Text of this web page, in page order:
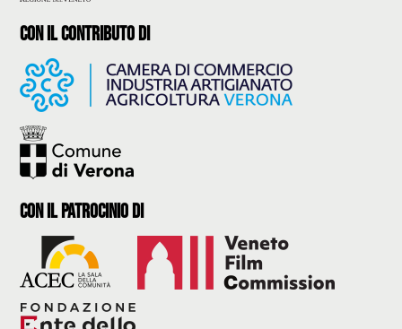
con il contributo di
con il Patrocinio di